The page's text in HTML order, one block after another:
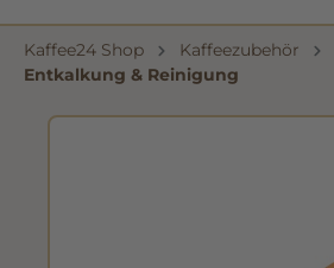
Kaffee24 Shop Kaffeezubehör
Entkalkung & Reinigung